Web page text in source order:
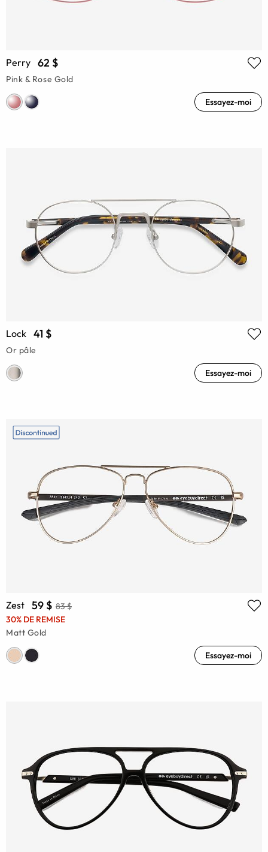
Perry 62 $
Pink & Rose Gold
Essayez-moi
Lock 41 $
Or pâle
Essayez-moi
Zest 59 $ 83 $
30% DE REMISE
Matt Gold
Essayez-moi